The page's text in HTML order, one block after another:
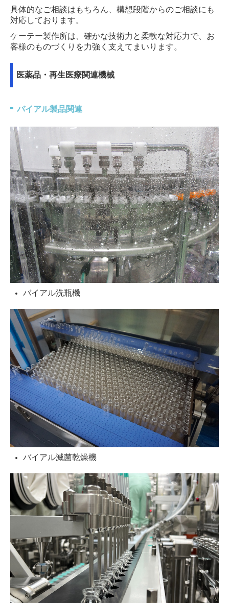
具体的なご相談はもちろん、構想段階からのご相談にも
対応しております。
ケーテー製作所は、確かな技術力と柔軟な対応力で、 お
客様のものづくりを力強く支えてまいります。
医薬品・再生医療関連機械
バイアル製品関連
バイアル洗瓶機
バイアル滅菌乾燥機